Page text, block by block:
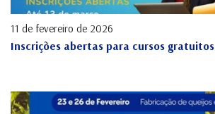
11 de fevereiro de 2026
Inscrições abertas para cursos gratuitos